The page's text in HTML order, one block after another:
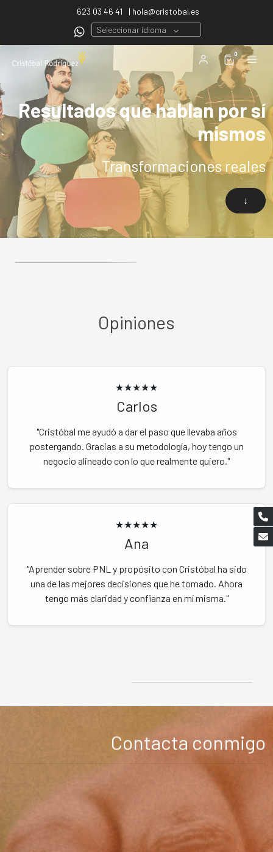
623 03 46 41
| hola@cristobal.es
Seleccionar idioma
0
Resultados que hablan por sí
mismos
Transformaciones reales
↓
Opiniones
★★★★★
Carlos
"Cristóbal me ayudó a dar el paso que llevaba años
postergando. Gracias a su metodología, hoy tengo un
negocio alineado con lo que realmente quiero."
★★★★★
Ana
"Aprender sobre PNL y propósito con Cristóbal ha sido
una de las mejores decisiones que he tomado. Ahora
tengo más claridad y confianza en mí misma."
Contacta conmigo
Aquí encontrarás el apoyo y las estrategias para salir del
estancamiento y crear un futuro con propósito.